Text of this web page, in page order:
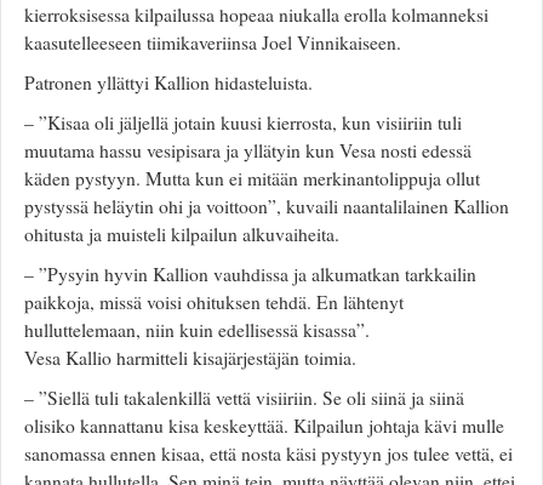
Rovaniemen sää
MUUT
Paidat ja vaatteet
Suunnittele oma paita
Mainostus
Palaute
Kevytversio
kierroksisessa kilpailussa hopeaa niukalla erolla kolmanneksi
kaasutelleeseen tiimikaveriinsa Joel Vinnikaiseen.
Patronen yllättyi Kallion hidasteluista.
– ”Kisaa oli jäljellä jotain kuusi kierrosta, kun visiiriin tuli
muutama hassu vesipisara ja yllätyin kun Vesa nosti edessä
käden pystyyn. Mutta kun ei mitään merkinantolippuja ollut
pystyssä heläytin ohi ja voittoon”, kuvaili naantalilainen Kallion
ohitusta ja muisteli kilpailun alkuvaiheita.
– ”Pysyin hyvin Kallion vauhdissa ja alkumatkan tarkkailin
paikkoja, missä voisi ohituksen tehdä. En lähtenyt
hulluttelemaan, niin kuin edellisessä kisassa”.
Vesa Kallio harmitteli kisajärjestäjän toimia.
– ”Siellä tuli takalenkillä vettä visiiriin. Se oli siinä ja siinä
olisiko kannattanu kisa keskeyttää. Kilpailun johtaja kävi mulle
sanomassa ennen kisaa, että nosta käsi pystyyn jos tulee vettä, ei